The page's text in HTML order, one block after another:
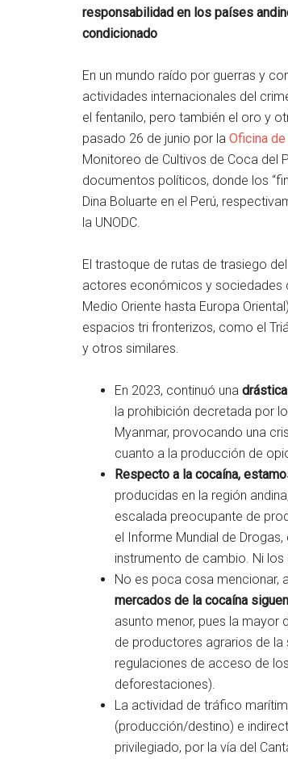
responsabilidad en los países
condicionado
En un mundo raído por guerras y
actividades internacionales del
el fentanilo, pero también el oro y
pasado 26 de junio por la Oficina
Monitoreo de Cultivos de Coca del
documentos políticos, donde los
Dina Boluarte en el Perú,
la UNODC.
El trastoque de rutas de trasiego
actores económicos y sociedades
Medio Oriente hasta Europa
espacios tri fronterizos, como el
y otros similares.
En 2023, continuó una
la prohibición decretada por
Myanmar, provocando una
cuanto a la producción de
Respecto a la cocaína,
producidas en la región
escalada preocupante de
el Informe Mundial de
instrumento de cambio. Ni
No es poca cosa mencionar,
mercados de la cocaína
asunto menor, pues la mayor
de productores agrarios de la
regulaciones de acceso de
deforestaciones).
La actividad de tráfico
(producción/destino) e
privilegiado, por la vía del